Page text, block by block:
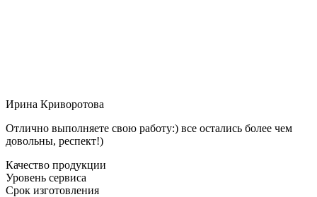
Ирина Криворотова
Отлично выполняете свою работу:) все остались более чем
довольны, респект!)
Качество продукции
Уровень сервиса
Срок изготовления